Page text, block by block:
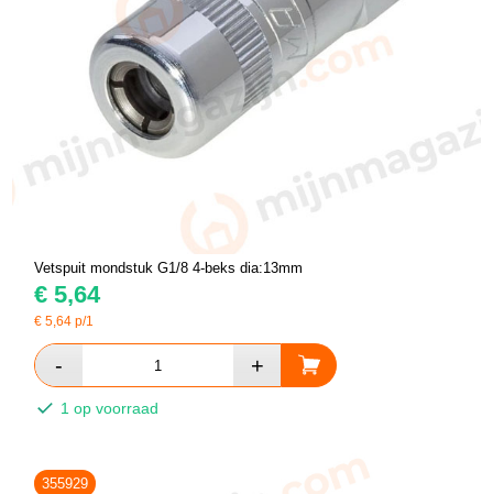
Vetspuit mondstuk G1/8 4-beks dia:13mm
€ 5,64
€5,64 p/1
1 op voorraad
355929